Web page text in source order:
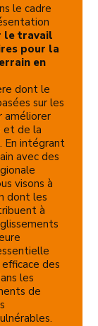
le cadre
le travail
pour la
en
dont le
sur les
améliorer
et de la
En intégrant
avec des
visons à
dont les
à
des
les
de